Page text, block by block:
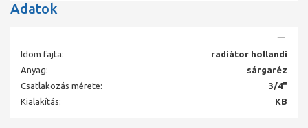
Adatok
Idom fajta:
radiátor hollandi
Anyag:
sárgaréz
Csatlakozás mérete:
3/4"
Kialakítás:
KB